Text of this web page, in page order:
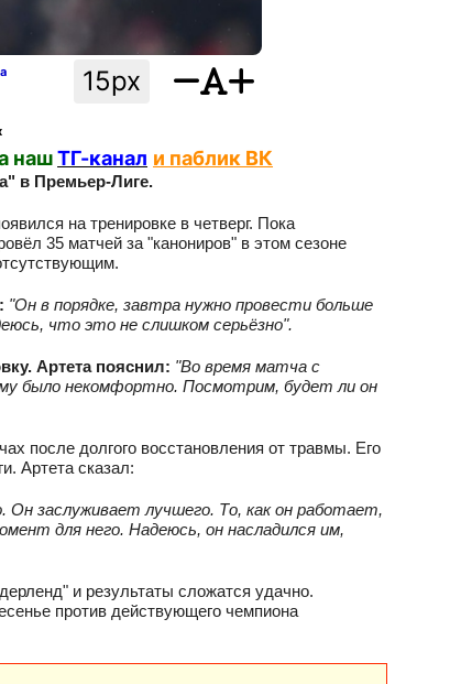
15px
нашТГ-канал и паблик ВК
в Премьер-Лиге.
на тренировке в четверг. Пока
35 матчей за "канониров" в этом сезоне
"Он в порядке, завтра нужно провести больше
что это не слишком серьёзно".
Артета пояснил: "Во время матча с
было некомфортно. Посмотрим, будет ли он
после долгого восстановления от травмы. Его
Артета сказал:
Он заслуживает лучшего. То, как он работает,
для него. Надеюсь, он насладился им,
и результаты сложатся удачно.
против действующего чемпиона